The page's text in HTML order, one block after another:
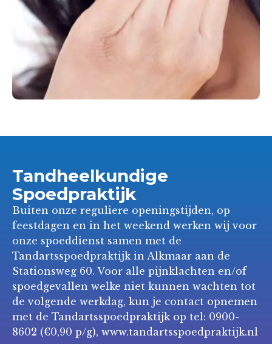
Tandheelkundige
Spoedpraktijk
Buiten onze reguliere openingstijden, op
feestdagen en in het weekend werken wij voor
onze spoeddienst samen met de
Tandartsspoedpraktijk in Alkmaar aan de
Stationsweg 60. Voor alle pijnklachten en/of
spoedgevallen welke niet kunnen wachten tot
de volgende werkdag, kun je contact opnemen
met de Tandartsspoedpraktijk op tel: 0900-
8602 (€0,90 p/g), www.tandartsspoedpraktijk.nl